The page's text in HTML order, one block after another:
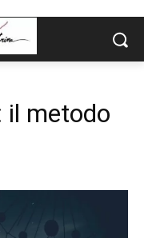
il metodo